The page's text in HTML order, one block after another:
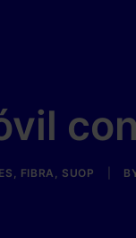
, FIBRA , SUOP